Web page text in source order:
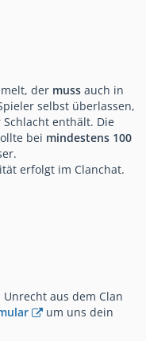
der muss auch in
selbst überlassen,
enthält. Die
bei mindestens 100
erfolgt im Clanchat.
aus dem Clan
um uns dein